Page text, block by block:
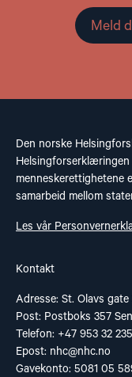
Meld
Den norske
menneskerettighetene
samarbeid mellom
Les vår
Kontakt
Adresse: St. Olavs gate
Post: Postboks 357
Telefon: +47 953 32 235
Epost: nhc@nhc.no
Gavekonto: 5081 05